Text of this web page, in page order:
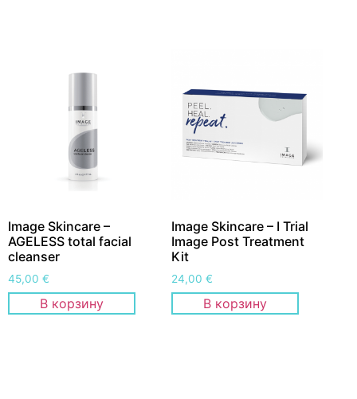
Image Skincare –
AGELESS total facial
cleanser
45,00 €
В корзину
Image Skincare – I Trial
Image Post Treatment
Kit
24,00€
В корзину